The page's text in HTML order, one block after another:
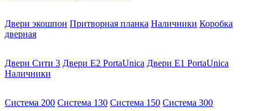
Двери экошпон Притворная планка Наличники Коробка
дверная
Двери Сити 3 Двери E2 PortaUnica Двери E1 PortaUnica
Наличники
Система 200 Система 130 Система 150 Система 300